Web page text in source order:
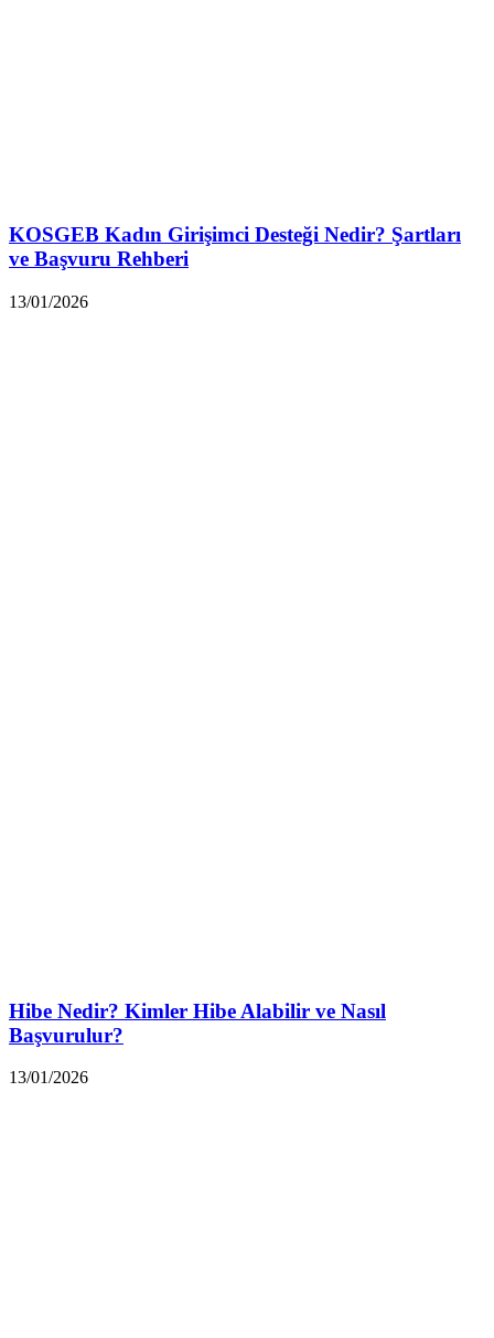
KOSGEB Kadın Girişimci Desteği Nedir? Şartları
ve Başvuru Rehberi
13/01/2026
Hibe Nedir? Kimler Hibe Alabilir ve Nasıl
Başvurulur?
13/01/2026